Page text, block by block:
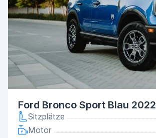
Ford Bronco Sport Blau 2022
Sitzplätze
Motor